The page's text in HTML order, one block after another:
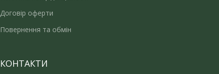
Договір оферти
Повернення та обмін
КОНТАКТИ